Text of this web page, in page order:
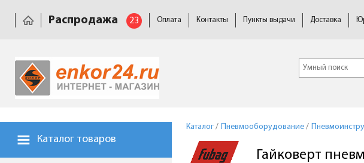
Распродажа 23 Оплата Контакты Пункты выдачи Доставка
Каталог товаров
Каталог / Пневмооборудование /
Гайковерт